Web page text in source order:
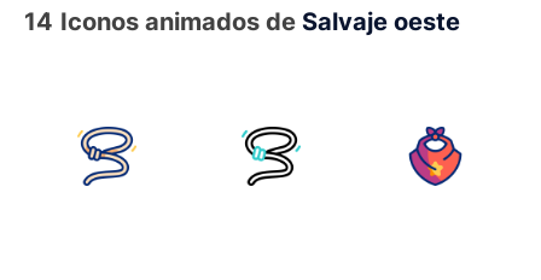
14 Iconos animados de Salvaje oeste